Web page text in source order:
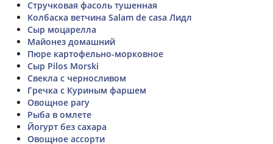
Стручковая фасоль тушенная
Колбаска ветчина Salam de casа Лидл
Сыр моцарелла
Майонез домашний
Пюре картофельно-морковное
Сыр Pilos Morski
Свекла с черносливом
Гречка с Куриным фаршем
Овощное рагу
Рыба в омлете
Йогурт без сахара
Овощное ассорти